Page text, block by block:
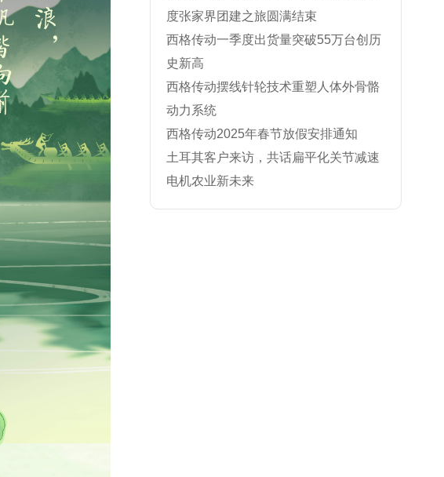
度张家界团建之旅圆满结束
西格传动一季度出货量突破55万台创历
史新高
西格传动摆线针轮技术重塑人体外骨骼
动力系统
西格传动2025年春节放假安排通知
土耳其客户来访，共话扁平化关节减速
电机农业新未来